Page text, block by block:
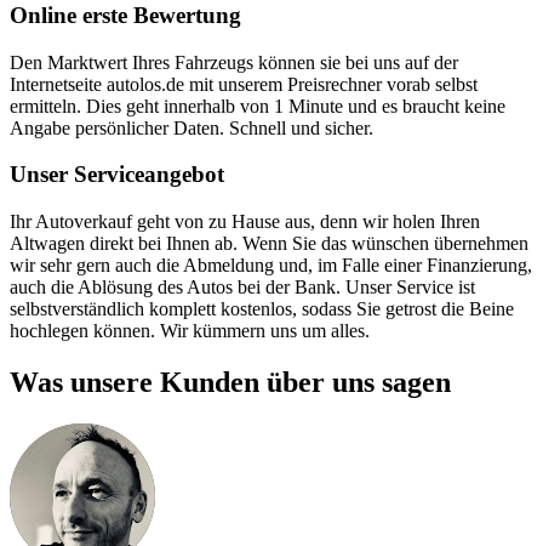
Online erste Bewertung
Den Marktwert Ihres Fahrzeugs können sie bei uns auf der
Internetseite autolos.de mit unserem Preisrechner vorab selbst
ermitteln. Dies geht innerhalb von 1 Minute und es braucht keine
Angabe persönlicher Daten. Schnell und sicher.
Unser Serviceangebot
Ihr Autoverkauf geht von zu Hause aus, denn wir holen Ihren
Altwagen direkt bei Ihnen ab. Wenn Sie das wünschen übernehmen
wir sehr gern auch die Abmeldung und, im Falle einer Finanzierung,
auch die Ablösung des Autos bei der Bank. Unser Service ist
selbstverständlich komplett kostenlos, sodass Sie getrost die Beine
hochlegen können. Wir kümmern uns um alles.
Was unsere Kunden über uns sagen